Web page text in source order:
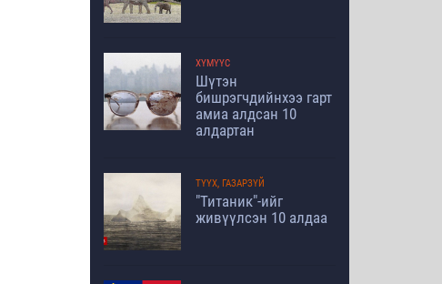
ХҮМҮҮС
Шүтэн
бишрэгчдийнхээ гарт
амиа алдсан 10
алдартан
ТҮҮХ, ГАЗАРЗҮЙ
"Титаник"-ийг
живүүлсэн 10 алдаа